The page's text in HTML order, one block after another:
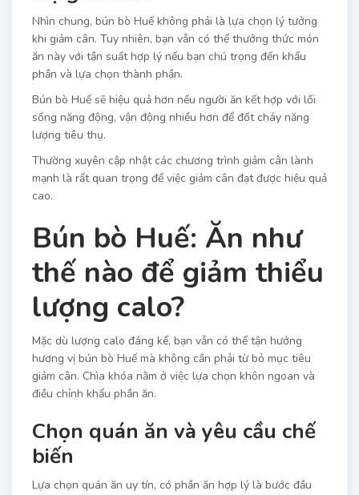
Nhìn chung, bún bò Huế không phải là lựa chọn lý tưởng
khi giảm cân. Tuy nhiên, bạn vẫn có thể thưởng thức món
ăn này với tần suất hợp lý nếu bạn chú trọng đến khẩu
phần và lựa chọn thành phần.
Bún bò Huế sẽ hiệu quả hơn nếu người ăn kết hợp với lối
sống năng động, vận động nhiều hơn để đốt cháy năng
lượng tiêu thụ.
Thường xuyên cập nhật các chương trình giảm cân lành
mạnh là rất quan trọng để việc giảm cân đạt được hiệu quả
cao.
Bún bò Huế: Ăn như
thế nào để giảm thiểu
lượng calo?
Mặc dù lượng calo đáng kể, bạn vẫn có thể tận hưởng
hương vị bún bò Huế mà không cần phải từ bỏ mục tiêu
giảm cân. Chìa khóa nằm ở việc lựa chọn khôn ngoan và
điều chỉnh khẩu phần ăn.
Chọn quán ăn và yêu cầu chế
biến
Lựa chọn quán ăn uy tín, có phần ăn hợp lý là bước đầu